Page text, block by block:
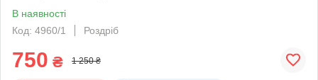
В наявності
Код: 4960/1
Роздріб
750 ₴ 1 250 ₴